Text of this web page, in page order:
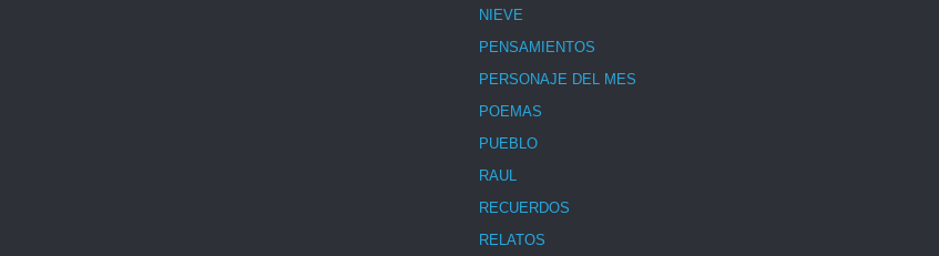
NIEVE
PENSAMIENTOS
PERSONAJE DEL MES
POEMAS
PUEBLO
RAUL
RECUERDOS
RELATOS